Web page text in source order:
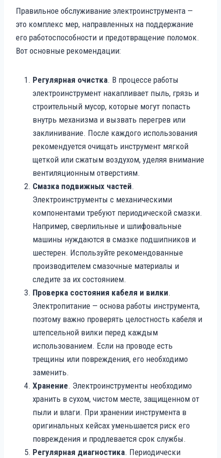
Правильное обслуживание электроинструмента —
это комплекс мер, направленных на поддержание
его работоспособности и предотвращение поломок.
Вот основные рекомендации:
Регулярная очистка. В процессе работы
электроинструмент накапливает пыль, грязь и
строительный мусор, которые могут попасть
внутрь механизма и вызвать перегрев или
заклинивание. После каждого использования
рекомендуется очищать инструмент мягкой
щеткой или сжатым воздухом, уделяя внимание
вентиляционным отверстиям.
Смазка подвижных частей.
Электроинструменты с механическими
компонентами требуют периодической смазки.
Например, сверлильные и шлифовальные
машины нуждаются в смазке подшипников и
шестерен. Используйте рекомендованные
производителем смазочные материалы и
следите за их состоянием.
Проверка состояния кабеля и вилки.
Электропитание — основа работы инструмента,
поэтому важно проверять целостность кабеля и
штепсельной вилки перед каждым
использованием. Если на проводе есть
трещины или повреждения, его необходимо
заменить.
Хранение. Электроинструменты необходимо
хранить в сухом, чистом месте, защищенном от
пыли и влаги. При хранении инструмента в
оригинальных кейсах уменьшается риск его
повреждения и продлевается срок службы.
Регулярная диагностика. Периодически